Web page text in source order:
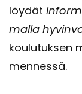
löy­dät
mal­la
koulutuksen
men­nes­sä.